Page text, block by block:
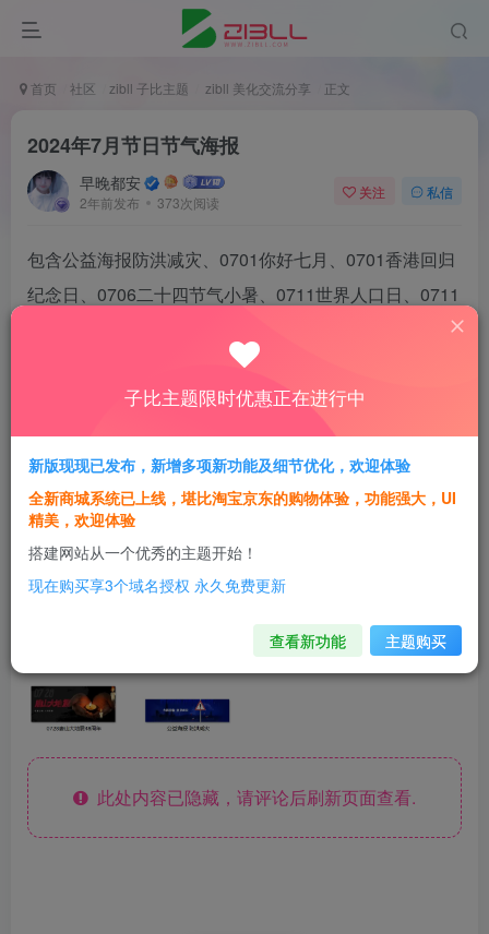
首页 社区 zibll 子比主题 zibll 美化交流分享 正文
2024年7月节日节气海报
早晚都安
2年前发布 373次阅读
关注 私信
包含公益海报防洪减灾、0701你好七月、0701香港回归
纪念日、0706二十四节气小暑、0711世界人口日、0711
世界航海日、0720人类月球日、0722二十四节气大暑、
0728世界肝炎日、0728唐山大地震48周年。
自即日起不再更新，如有不便敬请谅解。
此处内容已隐藏，请评论后刷新页面查看.
子比主题限时优惠正在进行中
新版现现已发布，新增多项新功能及细节优化，欢迎体验
全新商城系统已上线，堪比淘宝京东的购物体验，功能强大，UI
精美，欢迎体验
搭建网站从一个优秀的主题开始！
现在购买享3个域名授权 永久免费更新
查看新功能 主题购买